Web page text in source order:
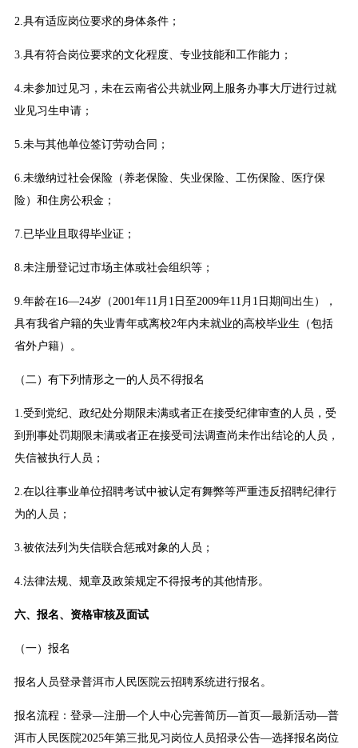
2.具有适应岗位要求的身体条件；
3.具有符合岗位要求的文化程度、专业技能和工作能力；
4.未参加过见习，未在云南省公共就业网上服务办事大厅进行过就
业见习生申请；
5.未与其他单位签订劳动合同；
6.未缴纳过社会保险（养老保险、失业保险、工伤保险、医疗保
险）和住房公积金；
7.已毕业且取得毕业证；
8.未注册登记过市场主体或社会组织等；
9.年龄在16—24岁（2001年11月1日至2009年11月1日期间出生），
具有我省户籍的失业青年或离校2年内未就业的高校毕业生（包括
省外户籍）。
（二）有下列情形之一的人员不得报名
1.受到党纪、政纪处分期限未满或者正在接受纪律审查的人员，受
到刑事处罚期限未满或者正在接受司法调查尚未作出结论的人员，
失信被执行人员；
2.在以往事业单位招聘考试中被认定有舞弊等严重违反招聘纪律行
为的人员；
3.被依法列为失信联合惩戒对象的人员；
4.法律法规、规章及政策规定不得报考的其他情形。
六、报名、资格审核及面试
（一）报名
报名人员登录普洱市人民医院云招聘系统进行报名。
报名流程：登录—注册—个人中心完善简历—首页—最新活动—普
洱市人民医院2025年第三批见习岗位人员招录公告—选择报名岗位